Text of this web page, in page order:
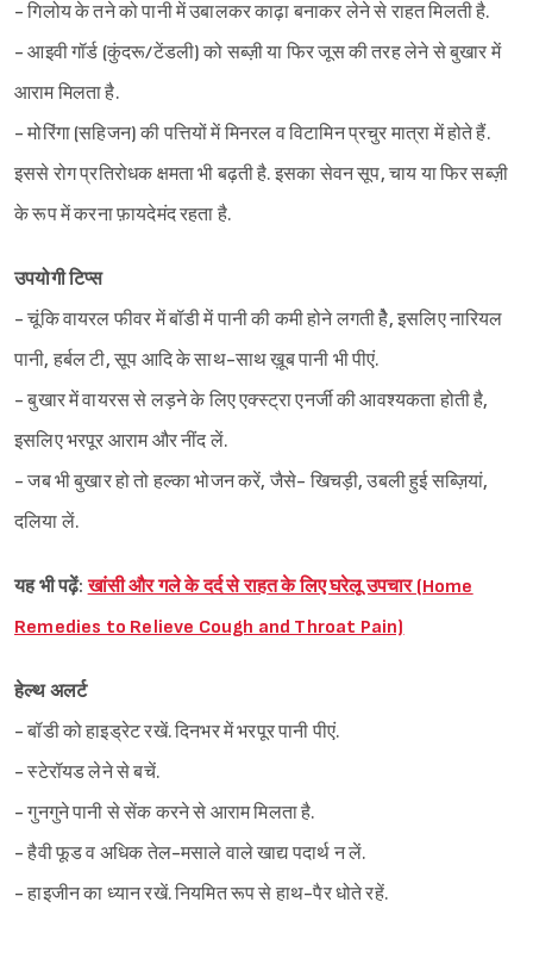
- गिलोय के तने को पानी में उबालकर काढ़ा बनाकर लेने से राहत मिलती है.
- आइवी गॉर्ड (कुंदरू/टेंडली) को सब्ज़ी या फिर जूस की तरह लेने से बुखार में
आराम मिलता है.
- मोरिंगा (सहिजन) की पत्तियों में मिनरल व विटामिन प्रचुर मात्रा में होते हैं.
इससे रोग प्रतिरोधक क्षमता भी बढ़ती है. इसका सेवन सूप, चाय या फिर सब्ज़ी
के रूप में करना फ़ायदेमंद रहता है.
उपयोगी टिप्स
- चूंकि वायरल फीवर में बॉडी में पानी की कमी होने लगती हैे, इसलिए नारियल
पानी, हर्बल टी, सूप आदि के साथ-साथ ख़ूब पानी भी पीएं.
- बुखार में वायरस से लड़ने के लिए एक्स्ट्रा एनर्जी की आवश्यकता होती है,
इसलिए भरपूर आराम और नींद लें.
- जब भी बुखार हो तो हल्का भोजन करें, जैसे- खिचड़ी, उबली हुई सब्ज़ियां,
दलिया लें.
यह भी पढ़ें:खांसी और गले के दर्द से राहत के लिए घरेलू उपचार (Home
Remedies to Relieve Cough and Throat Pain)
हेल्थ अलर्ट
- बॉडी को हाइड्रेट रखें. दिनभर में भरपूर पानी पीएं.
- स्टेरॉयड लेने से बचें.
- गुनगुने पानी से सेंक करने से आराम मिलता है.
- हैवी फूड व अधिक तेल-मसाले वाले खाद्य पदार्थ न लें.
- हाइजीन का ध्यान रखें. नियमित रूप से हाथ-पैर धोते रहें.